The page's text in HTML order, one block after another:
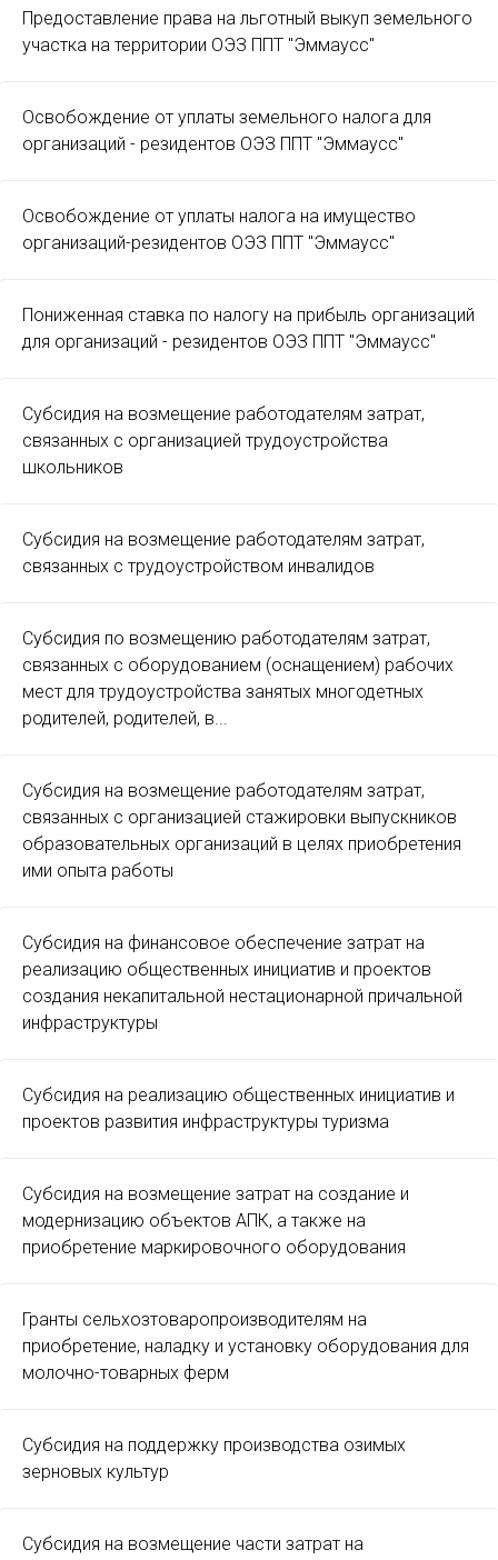
Предоставление права на льготный выкуп земельного
участка на территории ОЭЗ ППТ "Эммаусс"
Освобождение от уплаты земельного налога для
организаций - резидентов ОЭЗ ППТ "Эммаусс"
Освобождение от уплаты налога на имущество
организаций-резидентов ОЭЗ ППТ "Эммаусс"
Пониженная ставка по налогу на прибыль организаций
для организаций - резидентов ОЭЗ ППТ "Эммаусс"
Субсидия на возмещение работодателям затрат,
связанных с организацией трудоустройства
школьников
Субсидия на возмещение работодателям затрат,
связанных с трудоустройством инвалидов
Субсидия по возмещению работодателям затрат,
связанных с оборудованием (оснащением) рабочих
мест для трудоустройства занятых многодетных
родителей, родителей, в...
Субсидия на возмещение работодателям затрат,
связанных с организацией стажировки выпускников
образовательных организаций в целях приобретения
ими опыта работы
Субсидия на финансовое обеспечение затрат на
реализацию общественных инициатив и проектов
создания некапитальной нестационарной причальной
инфраструктуры
Субсидия на реализацию общественных инициатив и
проектов развития инфраструктуры туризма
Субсидия на возмещение затрат на создание и
модернизацию объектов АПК, а также на
приобретение маркировочного оборудования
Гранты сельхозтоваропроизводителям на
приобретение, наладку и установку оборудования для
молочно-товарных ферм
Субсидия на поддержку производства озимых
зерновых культур
Субсидия на возмещение части затрат на